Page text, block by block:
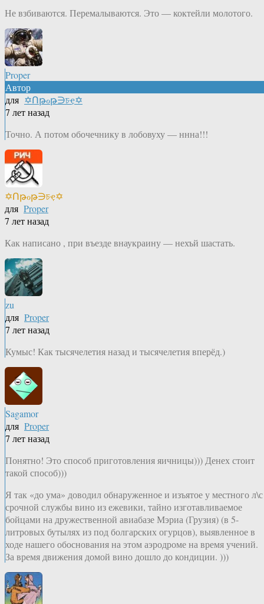
Не взбиваются. Перемалываются. Это — коктейли молотого.
Proper
Автор
для ✡Ոթℴթ∋চҿ✡
7 лет назад
Точно. А потом обочечнику в лобовуху — ннна!!!
✡Ոթℴթ∋চҿ✡
для Proper
7 лет назад
Как написано , при въезде внаукраину — нехъй шастать.
zu
для Proper
7 лет назад
Кумыс! Как тысячелетия назад и тысячелетия вперёд.)
Sagamor
для Proper
7 лет назад
Понятно! Это способ приготовления яичницы))) Денех стоит
такой способ)))
Я так «до ума» доводил обнаруженное и изъятое у местного л\с
срочной службы вино из ежевики, тайно изготавливаемое
бойцами на дружественной авиабазе Мэриа (Грузия) (в 5-
литровых бутылях из под болгарских огурцов), выявленное в
ходе нашего обоснования на этом аэродроме на время учений.
За время движения домой вино дошло до кондиции. )))